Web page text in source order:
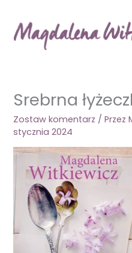
treści
Srebrna
Zostaw komentarz / Przez
stycznia 2024